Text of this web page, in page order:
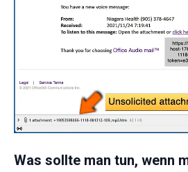
Was sollte man tun, wenn